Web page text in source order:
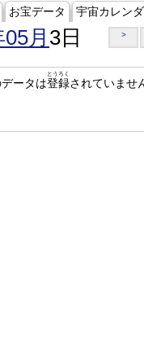
お宝データ 宇宙カレン
月 3日 >
ータは登録
とうろく
されていませ